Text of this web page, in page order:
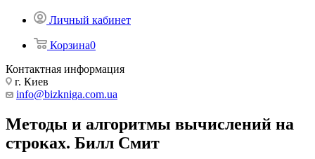
Личный кабинет
Корзина0
Контактная информация
г. Киев
info@bizkniga.com.ua
Методы и алгоритмы вычислений на
строках. Билл Смит